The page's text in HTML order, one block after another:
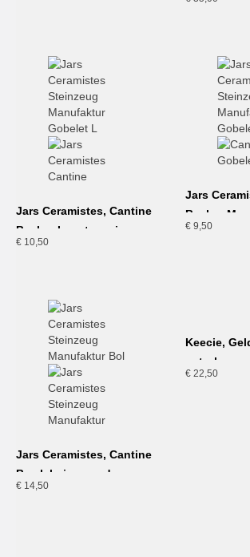
Jars Ceramistes, Cantine
Becher L, naturweiss
€ 10,50
Jars
Becher M,
€ 9,50
Jars Ceramistes, Cantine
Bowl, beige-sand
€ 14,50
Keecie,
petrol
€ 22,50